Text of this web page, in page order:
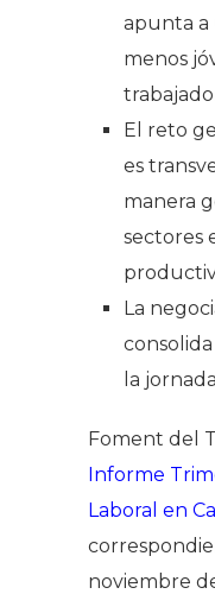
apunta a
menos
El reto
es
manera
sectores
La
la
Foment del
Informe
Laboral en
noviembre